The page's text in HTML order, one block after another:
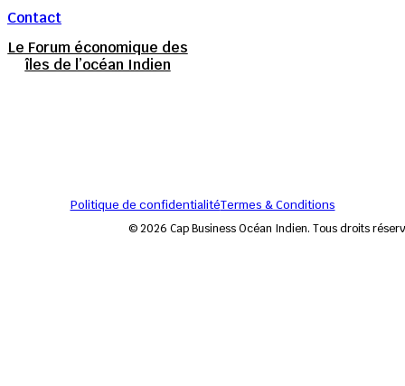
Contact
Le Forum économique des
îles de l’océan Indien
Politique de confidentialitéTermes & Conditions
© 2026 Cap Business Océan Indien. Tous droits